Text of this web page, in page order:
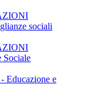
sociali
e